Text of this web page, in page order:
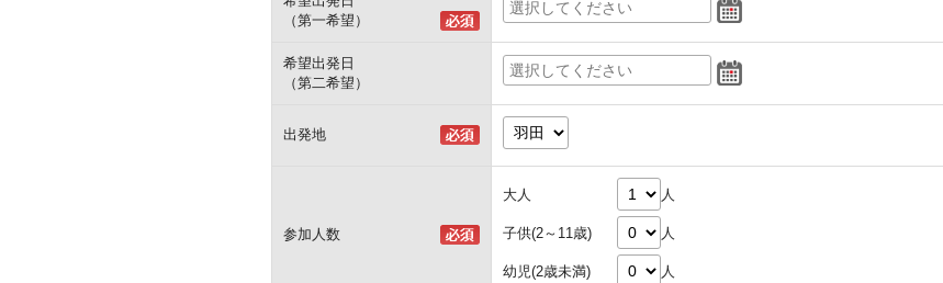
（第一希望）
希望出発日
（第二希望）
出発地
参加人数
大人 人
子供(2～11歳) 人
幼児(2歳未満) 人